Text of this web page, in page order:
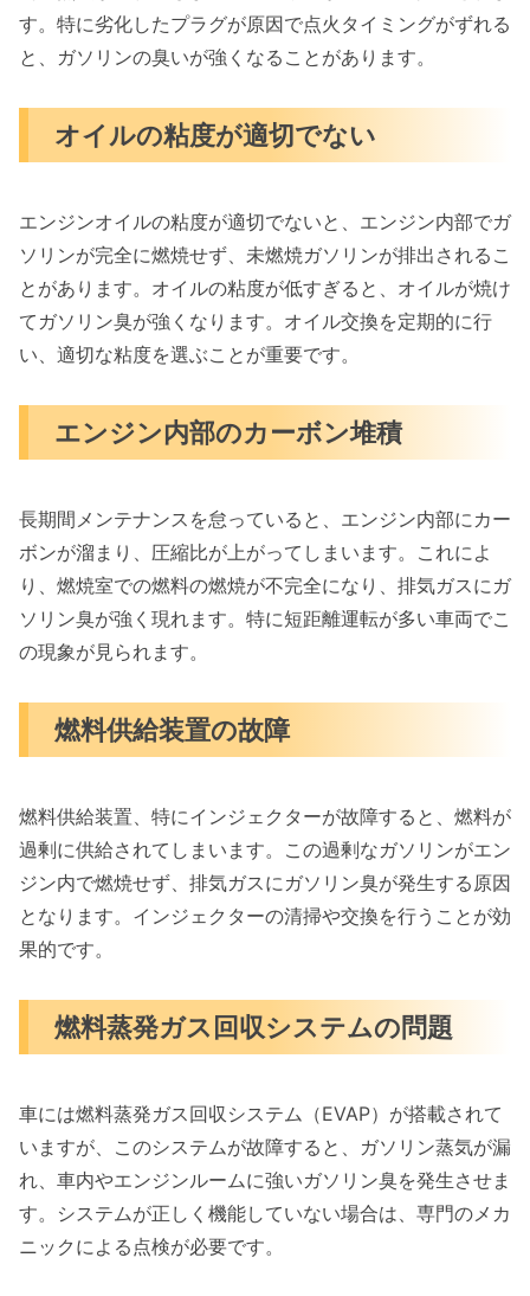
す。特に劣化したプラグが原因で点火タイミングがずれる
と、ガソリンの臭いが強くなることがあります。
オイルの粘度が適切でない
エンジンオイルの粘度が適切でないと、エンジン内部でガ
ソリンが完全に燃焼せず、未燃焼ガソリンが排出されるこ
とがあります。オイルの粘度が低すぎると、オイルが焼け
てガソリン臭が強くなります。オイル交換を定期的に行
い、適切な粘度を選ぶことが重要です。
エンジン内部のカーボン堆積
長期間メンテナンスを怠っていると、エンジン内部にカー
ボンが溜まり、圧縮比が上がってしまいます。これによ
り、燃焼室での燃料の燃焼が不完全になり、排気ガスにガ
ソリン臭が強く現れます。特に短距離運転が多い車両でこ
の現象が見られます。
燃料供給装置の故障
燃料供給装置、特にインジェクターが故障すると、燃料が
過剰に供給されてしまいます。この過剰なガソリンがエン
ジン内で燃焼せず、排気ガスにガソリン臭が発生する原因
となります。インジェクターの清掃や交換を行うことが効
果的です。
燃料蒸発ガス回収システムの問題
車には燃料蒸発ガス回収システム（EVAP）が搭載されて
いますが、このシステムが故障すると、ガソリン蒸気が漏
れ、車内やエンジンルームに強いガソリン臭を発生させま
す。システムが正しく機能していない場合は、専門のメカ
ニックによる点検が必要です。